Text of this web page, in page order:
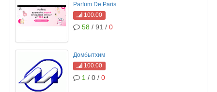
Parfum De Paris
100.00
58 / 91 / 0
Домбытхим
100.00
1 / 0 / 0